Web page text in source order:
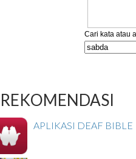
REKOMENDASI
APLIKASI DEAF BIBLE